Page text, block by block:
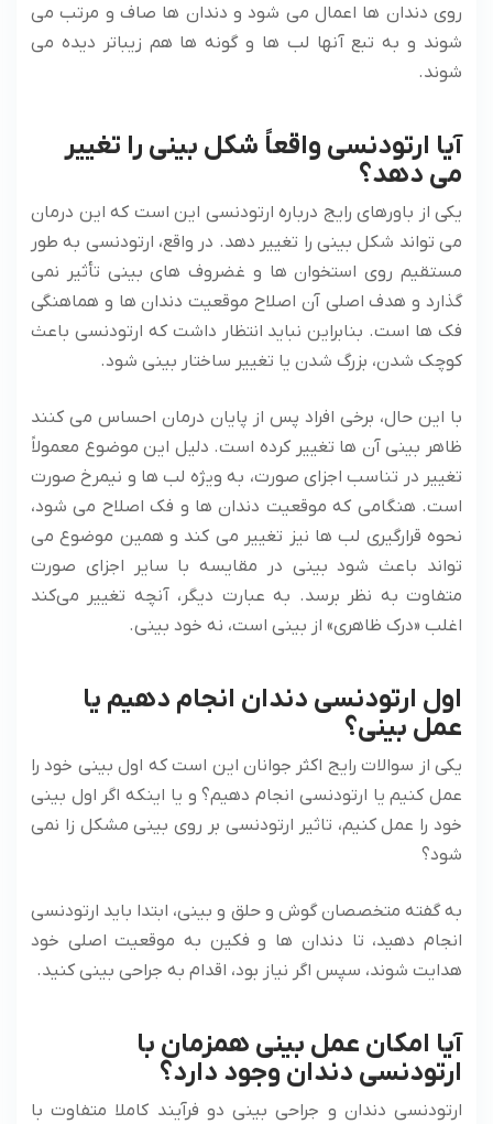
روی دندان ها اعمال می شود و دندان ها صاف و مرتب می
شوند و به تبع آنها لب ها و گونه ها هم زیباتر دیده می
شوند.
آیا ارتودنسی واقعاً شکل بینی را تغییر
می‌ دهد؟
یکی از باورهای رایج درباره ارتودنسی این است که این درمان
می‌ تواند شکل بینی را تغییر دهد. در واقع، ارتودنسی به طور
مستقیم روی استخوان‌ ها و غضروف‌ های بینی تأثیر نمی‌
گذارد و هدف اصلی آن اصلاح موقعیت دندان‌ ها و هماهنگی
فک‌ ها است. بنابراین نباید انتظار داشت که ارتودنسی باعث
کوچک شدن، بزرگ شدن یا تغییر ساختار بینی شود.
با این حال، برخی افراد پس از پایان درمان احساس می‌ کنند
ظاهر بینی آن‌ ها تغییر کرده است. دلیل این موضوع معمولاً
تغییر در تناسب اجزای صورت، به‌ ویژه لب‌ ها و نیمرخ صورت
است. هنگامی که موقعیت دندان‌ ها و فک اصلاح می‌ شود،
نحوه قرارگیری لب‌ ها نیز تغییر می‌ کند و همین موضوع می‌
تواند باعث شود بینی در مقایسه با سایر اجزای صورت
متفاوت به نظر برسد. به عبارت دیگر، آنچه تغییر می‌کند
اغلب «درک ظاهری» از بینی است، نه خود بینی.
اول ارتودنسی دندان انجام دهیم یا
عمل بینی؟
یکی از سوالات رایج اکثر جوانان این است که اول بینی خود را
عمل کنیم یا ارتودنسی انجام دهیم؟ و یا اینکه اگر اول بینی
خود را عمل کنیم، تاثیر ارتودنسی بر روی بینی مشکل زا نمی
شود؟
به گفته متخصصان گوش و حلق و بینی، ابتدا باید ارتودنسی
انجام دهید، تا دندان ها و فکین به موقعیت اصلی خود
هدایت شوند، سپس اگر نیاز بود، اقدام به جراحی بینی کنید.
آیا امکان عمل بینی همزمان با
ارتودنسی دندان وجود دارد؟
ارتودنسی دندان و جراحی بینی دو فرآیند کاملا متفاوت با